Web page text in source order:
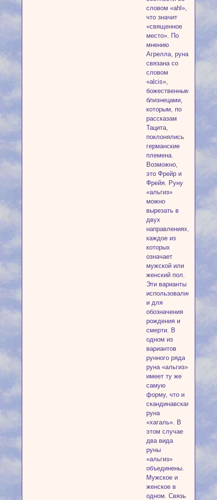
словом «ahl»,
что значит
«священное
место». По
мнению
Агрелла, руна
связана со
словом
«alcis»,
божественными
близнецами,
которым, по
рассказам
Тацита,
поклонялись
германские
племена.
Возможно,
это Фрейр и
Фрейя. Руну
«альгиз»
можно
вырезать в
двух
направлениях,
каждое из
которых
означает
мужской или
женский пол.
Эти варианты
использовались
и для
обозначения
рождения и
смерти. В
одном из
вариантов
рунного ряда
руна «альгиз»
имеет ту же
самую
форму, что и
скандинавская
руна
«хагаль». В
этом случае
два вида
руны
«альгиз»
объединены.
Мужское и
женское в
одном. Связь